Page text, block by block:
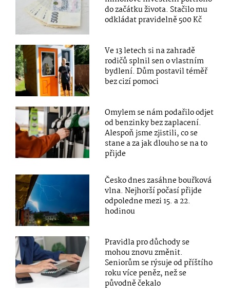
do začátku života. Stačilo mu
odkládat pravidelně 500 Kč
Ve 13 letech si na zahradě
rodičů splnil sen o vlastním
bydlení. Dům postavil téměř
bez cizí pomoci
Omylem se nám podařilo odjet
od benzinky bez zaplacení.
Alespoň jsme zjistili, co se
stane a za jak dlouho se na to
přijde
Česko dnes zasáhne bouřková
vlna. Nejhorší počasí přijde
odpoledne mezi 15. a 22.
hodinou
Pravidla pro důchody se
mohou znovu změnit.
Seniorům se rýsuje od příštího
roku více peněz, než se
původně čekalo